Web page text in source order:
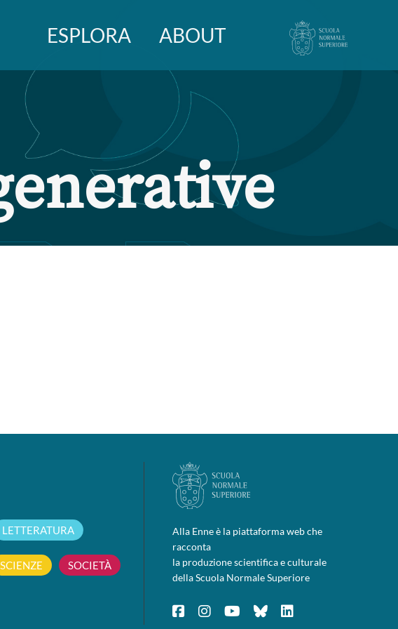
ESPLORA ABOUT
LETTERATURA
SCIENZE SOCIETÀ
Alla Enne è la piattaforma web che
racconta
la produzione scientifica e culturale
della Scuola Normale Superiore